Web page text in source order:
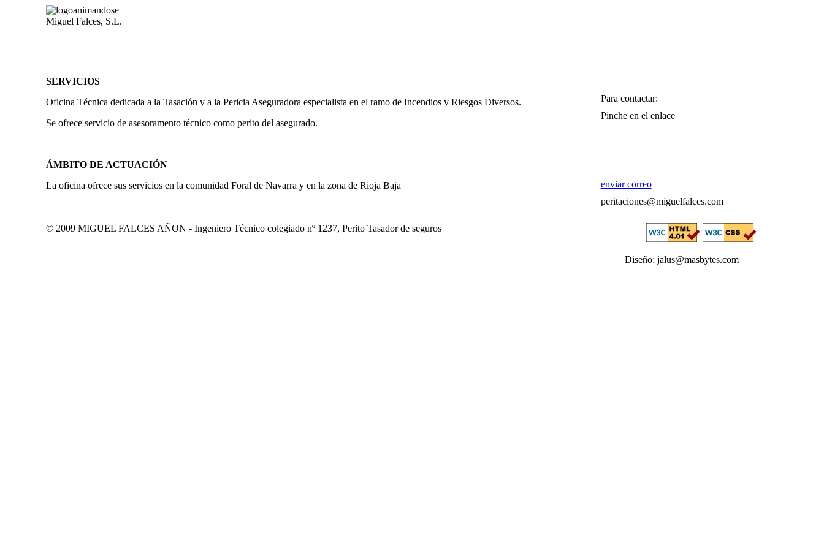
Miguel Falces, S.L.
SERVICIOS
Oficina Técnica dedicada a la Tasación y a la Pericia Aseguradora especialista en el ramo de Incendios y Riesgos Diversos.
Se ofrece servicio de asesoramento técnico como perito del asegurado.
ÁMBITO DE ACTUACIÓN
La oficina ofrece sus servicios en la comunidad Foral de Navarra y en la zona de Rioja Baja
Para contactar:
Pinche en el enlace
enviar correo
peritaciones@miguelfalces.com
© 2009 MIGUEL FALCES AÑON - Ingeniero Técnico colegiado nº 1237, Perito Tasador de seguros
Diseño: jalus@masbytes.com